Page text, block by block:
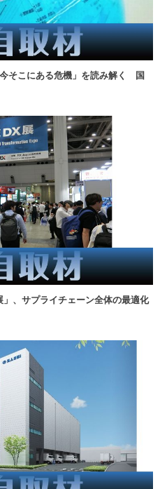
今そこにある危機」を読み解く 国
」、サプライチェーン全体の最適化